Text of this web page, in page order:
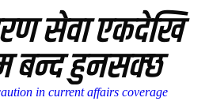
सेवा एकदेखि
बन्द हुनसक्छ